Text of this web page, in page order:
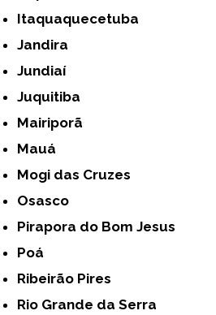
Itaquaquecetuba
Jandira
Jundiaí
Juquitiba
Mairiporã
Mauá
Mogi das Cruzes
Osasco
Pirapora do Bom Jesus
Poá
Ribeirão Pires
Rio Grande da Serra